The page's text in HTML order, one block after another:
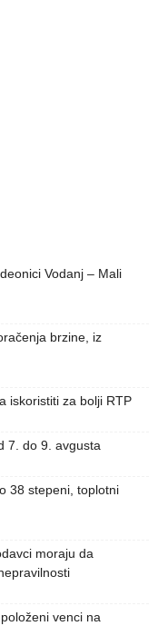
Vodanj – Mali
brzine, iz
iskoristiti za bolji RTP
7. do 9. avgusta
38 stepeni, toplotni
moraju da
venci na